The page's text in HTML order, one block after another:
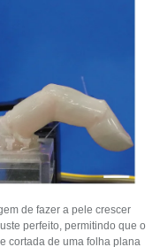
de fazer a pele crescer
perfeito, permitindo que o
cortada de uma folha plana